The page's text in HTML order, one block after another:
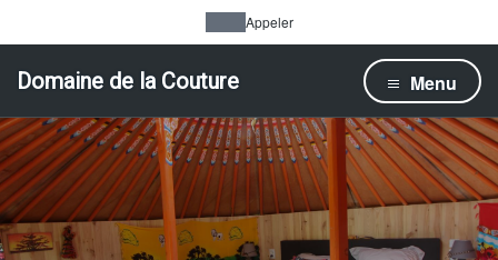
Appeler
Domaine de la Couture Menu